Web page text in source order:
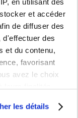
en utilisant des
et accéder
de diffuser des
d'effectuer des
et du contenu,
favorisant
avez le choix
aux cookies
les détails